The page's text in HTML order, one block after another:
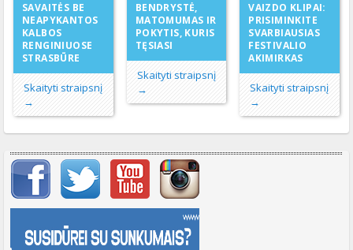
SAVAITĖS BE
NEAPYKANTOS
KALBOS
RENGINIUOSE
STRASBŪRE
Skaityti straipsnį
→
BENDRYSTĖ,
MATOMUMAS IR
POKYTIS, KURIS
TĘSIASI
Skaityti straipsnį
→
VAIZDO KLIPAI:
PRISIMINKITE
SVARBIAUSIAS
FESTIVALIO
AKIMIRKAS
Skaityti straipsnį
→
Svarbių įrašų meniu